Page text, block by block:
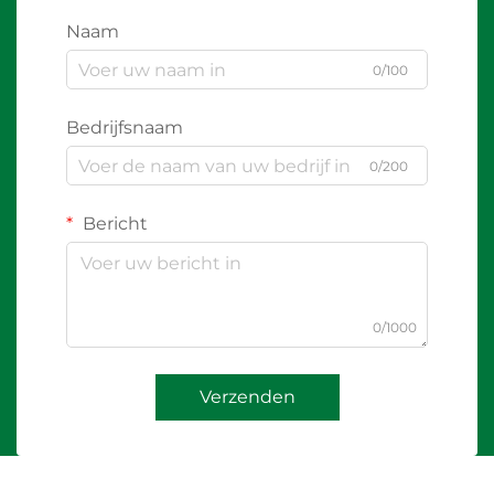
Naam
0/100
Bedrijfsnaam
0/200
Bericht
0/1000
Verzenden